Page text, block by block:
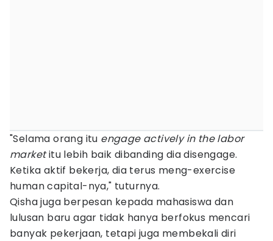
"Selama orang itu engage actively in the labor
marketitu lebih baik dibanding dia disengage.
Ketika aktif bekerja, dia terus meng-exercise
human capital-nya," tuturnya.
Qisha juga berpesan kepada mahasiswa dan
lulusan baru agar tidak hanya berfokus mencari
banyak pekerjaan, tetapi juga membekali diri